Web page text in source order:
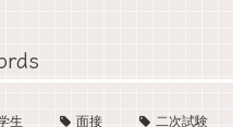
生 面接 二次試験